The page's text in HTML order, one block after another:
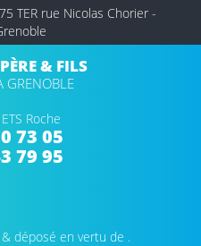
75 TER rue Nicolas Chorier -
& FILS
GRENOBLE
Roche
73 05
79 95
& déposé en vertu de .